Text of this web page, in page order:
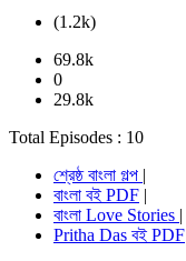
(1.2k)
69.8k
0
29.8k
Total Episodes : 10
শ্রেষ্ঠ বাংলা গল্প |
বাংলা বই PDF |
বাংলা Love Stories |
Pritha Das বই PDF